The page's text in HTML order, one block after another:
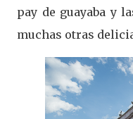
pay de guayaba y
muchas otras